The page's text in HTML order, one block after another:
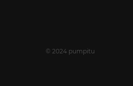
© 2024 pumpitu